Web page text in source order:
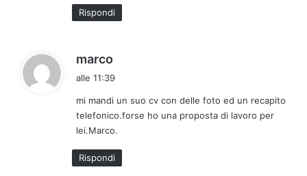
Rispondi
marco
e
t
t
o
:
alle 11:39
mi mandi un suo cv con delle foto ed un recapito
telefonico.forse ho una proposta di lavoro per
lei.Marco.
Rispondi